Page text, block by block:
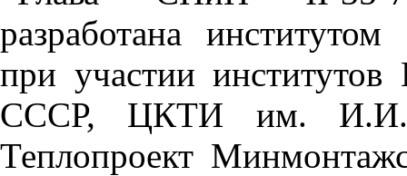
разработана
при участии
СССР, ЦКТИ им. И.И.
Теплопроект